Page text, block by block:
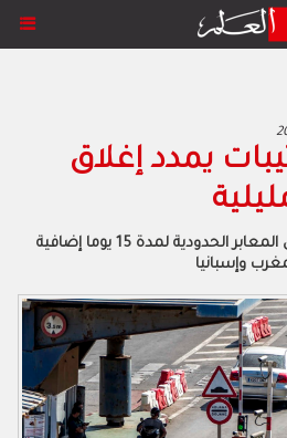
يمدد إغلاق
مدريد تعلن عن استمرار إغلاق المعابر الحدودية لمدة 15 يوما إضافية
وإسبانيا